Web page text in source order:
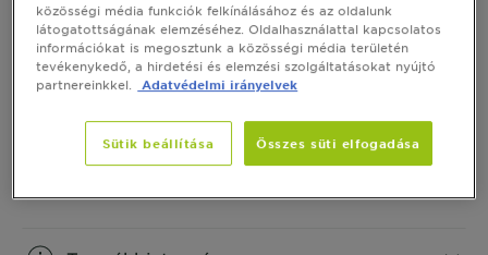
Termék Információ
CLOSE SUBPANEL
Hogyan használd
CLOSE SUBPANEL
közösségi média funkciók felkínálásához és az oldalunk
látogatottságának elemzéséhez. Oldalhasználattal kapcsolatos
információkat is megosztunk a közösségi média területén
tevékenykedő, a hirdetési és elemzési szolgáltatásokat nyújtó
partnereinkkel.
Adatvédelmi irányelvek
Sütik beállítása Összes süti elfogadása